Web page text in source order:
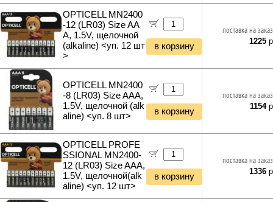
OPTICELL MN2400
-12 (LR03) Size AA
A, 1.5V, щелочной
(alkaline) <уп. 12 шт
>
в корзину
поставка на
1225
OPTICELL MN2400
-8 (LR03) Size AAA,
1.5V, щелочной (alk
aline) <уп. 8 шт>
в корзину
поставка на
1154
OPTICELL PROFE
SSIONAL MN2400-
12 (LR03) Size AAA,
1.5V, щелочной(alk
aline) <уп. 12 шт>
в корзину
поставка на
1336